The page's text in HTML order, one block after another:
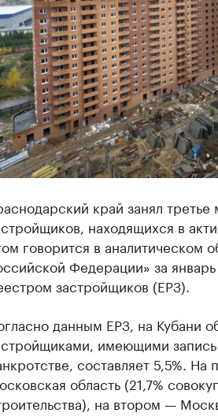
край занял
находящихся в
говорится в аналитическом
Федерации» за
застройщиков (ЕРЗ).
данным ЕРЗ, на Кубани
имеющими
составляет 5,5%.
область (21,7%
на втором —